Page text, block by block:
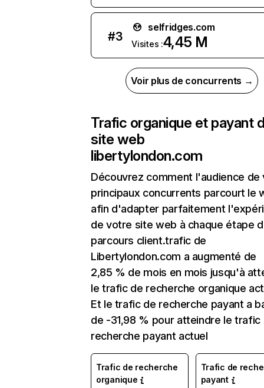
#3
selfridges.com
Visites :4,45 M
Voir plus de concurrents →
Trafic organique et payant
site web
libertylondon.com
Découvrez comment l'audience de
principaux concurrents parcourt le
afin d'adapter parfaitement
de votre site web à chaque étape
parcours client.trafic de
Libertylondon.com a augmenté de
2,85 % de mois en mois jusqu'à
le trafic de recherche organique
Et le trafic de recherche payant a
de -31,98 % pour atteindre le trafic
recherche payant actuel
Trafic de recherche
organique
Trafic de
payant